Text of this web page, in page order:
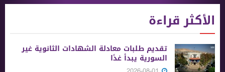
الأكثر قراءة
تقديم طلبات معادلة الشهادات الثانوية ‏غير
السورية يبدأ غدًا